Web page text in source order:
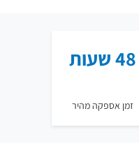
48 שעות
זמן אספקה מהיר